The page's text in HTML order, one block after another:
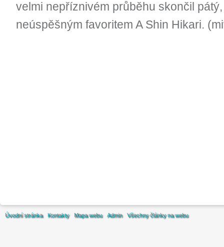
velmi nepříznivém průběhu skončil
neúspěšným favoritem A Shin Hikari.
Úvodní stránka Kontakty Mapa webu Admin Všechny články na webu